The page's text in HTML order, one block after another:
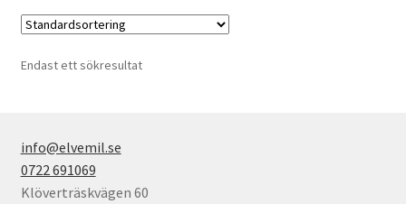
Endast ett sökresultat
info@elvemil.se
0722 691069
Klöverträskvägen 60